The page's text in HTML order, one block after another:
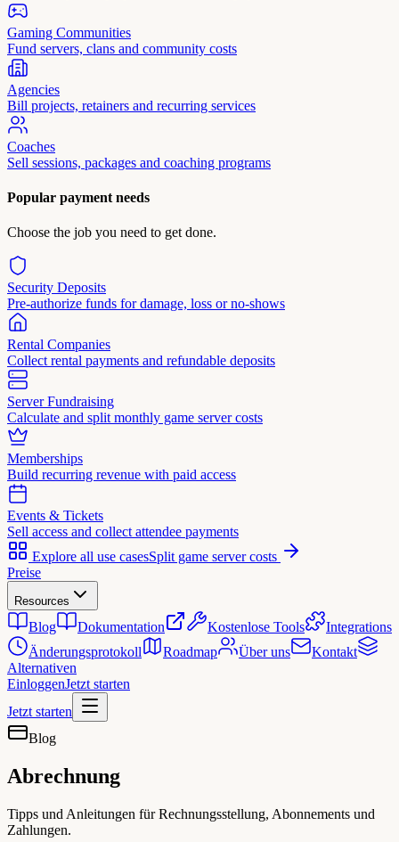
Gaming Communities
Fund servers, clans and community costs
Agencies
Bill projects, retainers and recurring services
Coaches
Sell sessions, packages and coaching programs
Popular payment needs
Choose the job you need to get done.
Security Deposits
Pre-authorize funds for damage, loss or no-shows
Rental Companies
Collect rental payments and refundable deposits
Server Fundraising
Calculate and split monthly game server costs
Memberships
Build recurring revenue with paid access
Events & Tickets
Sell access and collect attendee payments
Explore all use casesSplit game server costs
Preise
Resources
Blog Dokumentation Kostenlose Tools
Integrations
Änderungsprotokoll
Roadmap Über uns
Kontakt
Alternativen
EinloggenJetzt starten
Jetzt starten
Blog
Abrechnung
Tipps und Anleitungen für Rechnungsstellung, Abonnements und
Zahlungen.